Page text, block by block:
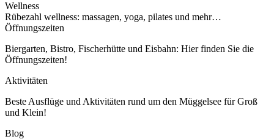
Wellness
Rübezahl wellness: massagen, yoga, pilates und mehr…
Öffnungszeiten
Biergarten, Bistro, Fischerhütte und Eisbahn: Hier finden Sie die
Öffnungszeiten!
Aktivitäten
Beste Ausflüge und Aktivitäten rund um den Müggelsee für Groß
und Klein!
Blog